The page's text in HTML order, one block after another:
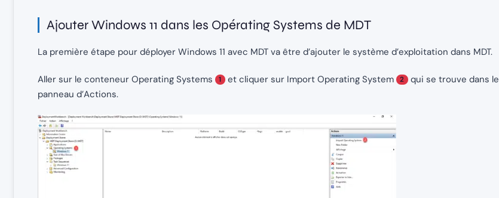
Ajouter Windows 11 dans les Opérating Systems de MDT
La première étape pour déployer Windows 11 avec MDT va être d’ajouter le système d’exploitation dans MDT.
Aller sur le conteneur Operating Systems 1 et cliquer sur Import Operating System 2 qui se trouve dans le
panneau d’Actions.